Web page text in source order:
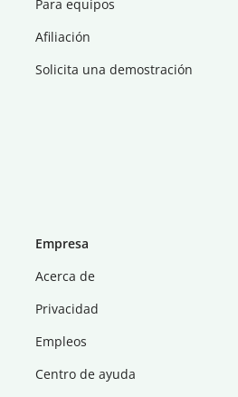
Para equipos
Afiliación
Solicita una demostración
Empresa
Acerca de
Privacidad
Empleos
Centro de ayuda